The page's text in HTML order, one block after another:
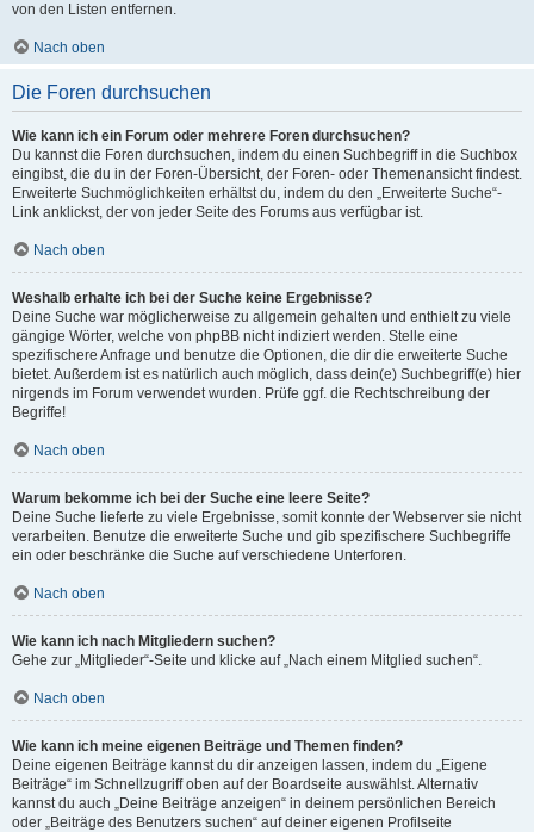
von den Listen entfernen.
Nach oben
Die Foren durchsuchen
Wie kann ich ein Forum oder mehrere Foren durchsuchen?
Du kannst die Foren durchsuchen, indem du einen Suchbegriff in die Suchbox
eingibst, die du in der Foren-Übersicht, der Foren- oder Themenansicht findest.
Erweiterte Suchmöglichkeiten erhältst du, indem du den „Erweiterte Suche“-
Link anklickst, der von jeder Seite des Forums aus verfügbar ist.
Nach oben
Weshalb erhalte ich bei der Suche keine Ergebnisse?
Deine Suche war möglicherweise zu allgemein gehalten und enthielt zu viele
gängige Wörter, welche von phpBB nicht indiziert werden. Stelle eine
spezifischere Anfrage und benutze die Optionen, die dir die erweiterte Suche
bietet. Außerdem ist es natürlich auch möglich, dass dein(e) Suchbegriff(e) hier
nirgends im Forum verwendet wurden. Prüfe ggf. die Rechtschreibung der
Begriffe!
Nach oben
Warum bekomme ich bei der Suche eine leere Seite?
Deine Suche lieferte zu viele Ergebnisse, somit konnte der Webserver sie nicht
verarbeiten. Benutze die erweiterte Suche und gib spezifischere Suchbegriffe
ein oder beschränke die Suche auf verschiedene Unterforen.
Nach oben
Wie kann ich nach Mitgliedern suchen?
Gehe zur „Mitglieder“-Seite und klicke auf „Nach einem Mitglied suchen“.
Nach oben
Wie kann ich meine eigenen Beiträge und Themen finden?
Deine eigenen Beiträge kannst du dir anzeigen lassen, indem du „Eigene
Beiträge“ im Schnellzugriff oben auf der Boardseite auswählst. Alternativ
kannst du auch „Deine Beiträge anzeigen“ in deinem persönlichen Bereich
oder „Beiträge des Benutzers suchen“ auf deiner eigenen Profilseite